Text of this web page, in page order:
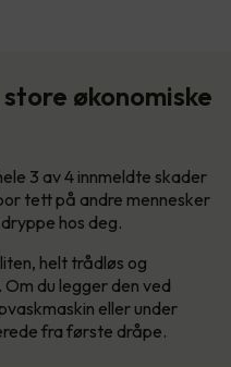
økonomiske
3 av 4 innmeldte skader
tett på andre mennesker
hos deg.
helt trådløs og
du legger den ved
eller under
fra første dråpe.